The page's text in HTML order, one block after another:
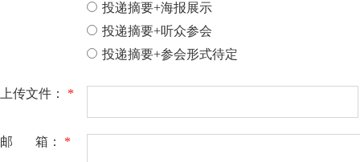
投递摘要+海报展示
投递摘要+听众参会
投递摘要+参会形式待定
上传文件： *
邮 箱： *